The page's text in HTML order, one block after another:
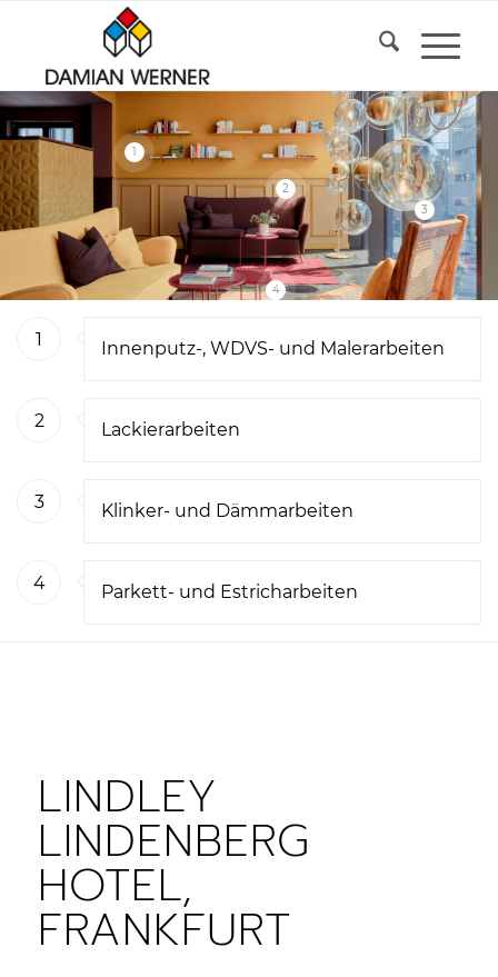
1
2
3
4
1 Innenputz-, WDVS- und Malerarbeiten
2 Lackierarbeiten
3 Klinker- und Dämmarbeiten
4 Parkett- und Estricharbeiten
LINDLEY
LINDENBERG
HOTEL,
FRANKFURT